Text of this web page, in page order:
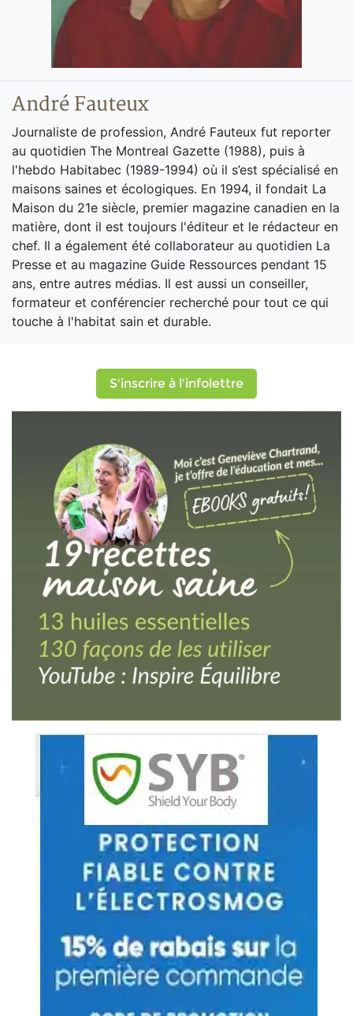
André Fauteux
Journaliste de profession, André Fauteux fut reporter
au quotidien The Montreal Gazette (1988), puis à
l'hebdo Habitabec (1989-1994) où il s’est spécialisé en
maisons saines et écologiques. En 1994, il fondait La
Maison du 21e siècle, premier magazine canadien en la
matière, dont il est toujours l'éditeur et le rédacteur en
chef. Il a également été collaborateur au quotidien La
Presse et au magazine Guide Ressources pendant 15
ans, entre autres médias. Il est aussi un conseiller,
formateur et conférencier recherché pour tout ce qui
touche à l'habitat sain et durable.
S'inscrire à l'infolettre